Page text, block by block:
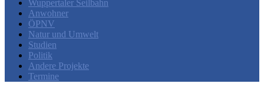
Wuppertaler Seilbahn
Anwohner
ÖPNV
Natur und Umwelt
Studien
Politik
Andere Projekte
Termine